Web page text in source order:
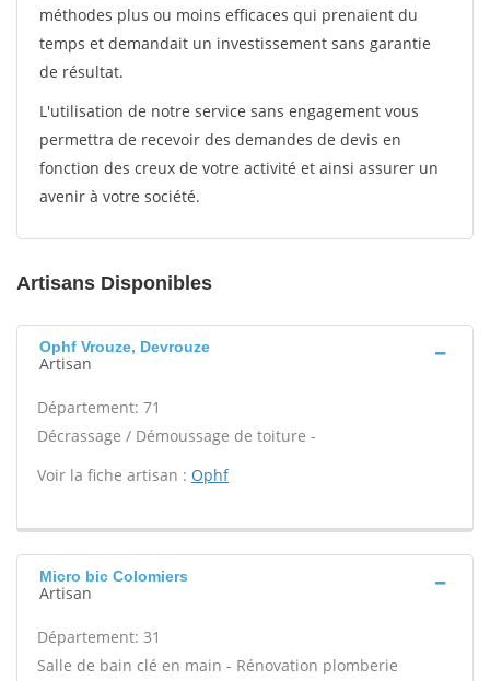
méthodes plus ou moins efficaces qui prenaient du
temps et demandait un investissement sans garantie
de résultat.
L'utilisation de notre service sans engagement vous
permettra de recevoir des demandes de devis en
fonction des creux de votre activité et ainsi assurer un
avenir à votre société.
Artisans Disponibles
Ophf Vrouze, Devrouze
Artisan
Département: 71
Décrassage / Démoussage de toiture -
Voir la fiche artisan : Ophf
Micro bic Colomiers
Artisan
Département: 31
Salle de bain clé en main - Rénovation plomberie